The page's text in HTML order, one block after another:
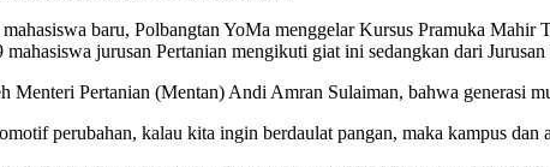
mahasiswa baru, Polbangtan YoMa menggelar Kursus Pramuka
jurusan Pertanian mengikuti giat ini sedangkan dari
Menteri Pertanian (Mentan) Andi Amran Sulaiman, bahwa generasi
perubahan, kalau kita ingin berdaulat pangan, maka kampus dan